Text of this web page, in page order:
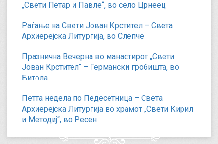
„Свети Петар и Павле“, во село Црнеец
Раѓање на Свети Јован Крстител – Света
Архиерејска Литургија, во Слепче
Празнична Вечерна во манастирот „Свети
Јован Крстител“ – Германски гробишта, во
Битола
Петта недела по Педесетница – Света
Архиерејска Литургија во храмот „Свети Кирил
и Методиј“, во Ресен